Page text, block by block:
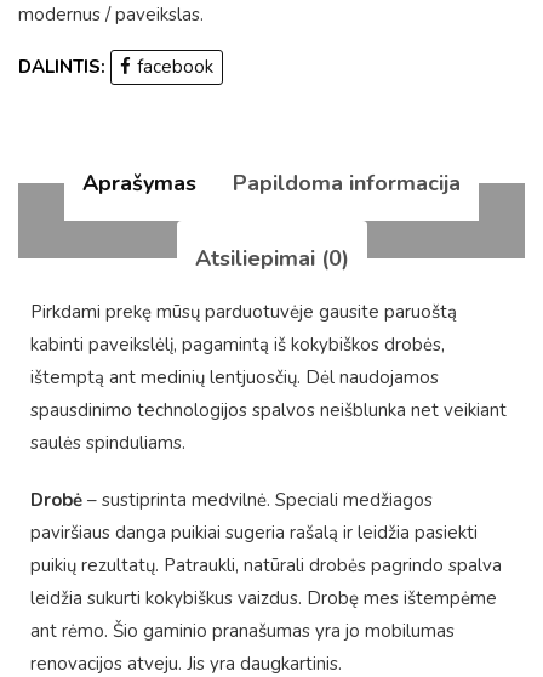
modernus /paveikslas.
DALINTIS: facebook
Aprašymas Papildoma informacija
Atsiliepimai (0)
Pirkdami prekę mūsų parduotuvėje gausite paruoštą
kabinti paveikslėlį, pagamintą iš kokybiškos drobės,
ištemptą ant medinių lentjuosčių. Dėl naudojamos
spausdinimo technologijos spalvos neišblunka net veikiant
saulės spinduliams.
Drobė – sustiprinta medvilnė. Speciali medžiagos
paviršiaus danga puikiai sugeria rašalą ir leidžia pasiekti
puikių rezultatų. Patraukli, natūrali drobės pagrindo spalva
leidžia sukurti kokybiškus vaizdus. Drobę mes ištempėme
ant rėmo. Šio gaminio pranašumas yra jo mobilumas
renovacijos atveju. Jis yra daugkartinis.